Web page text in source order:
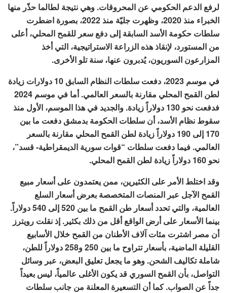
لرفع الدعم الحكومي عن المحروقات. وهي نتيجة لطالما حذّر منها
الخبراء منذ 2020، وظهرت جليّة منذ 2022، بصورة اضطرت
سلطات حكومة الأسد السابقة إلى دفع سعر للقمح المحلي، أعلى
من المستورد، لإنقاذ هذه الزراعة الاستراتيجية، التي أخذ
المزارعون السوريون، يُدبرون عنها، سنة تلو الأخرى.
في موسم 2023، دفعت سلطات النظام السابق 10 دولارات زيادة
لطن القمح المحلي مقارنة بالسعر العالمي. أما في موسم 2024
فدفعت نحو 130 دولاراً زيادة. والجديد في هذا الموسم، الأول منذ
سقوط نظام الأسد، أن سلطات الحكومة بدمشق دفعت ما بين
170 إلى 190 دولاراً زيادة لطن القمح المحلي مقارنة بالسعر
العالمي. فيما دفعت سلطات “قوات سورية الديمقراطية- قسد”،
نحو 160 دولاراً زيادة لطن القمح المحلي.
وقد اختلط الأمر على الكثيرين، ممن يعتمدون على أسعار مبيع
القمح الآجل عبر المنصات المتخصصة بعرض أسعار السلع
العالمية، والتي تحدد أسعار طن القمح ما بين 520 إلى 540 دولاراً.
بينما الأسعار على أرض الواقع أقل من ذلك بكثير. إذ نقلت رويترز
أن مصر اشترت مئات آلاف الأطنان من القمح خلال الأسابيع
القليلة الماضية، بأسعار تتراوح ما بين 250 و258 دولاراً للطن،
شاملة تكاليف الشحن. وهو ما يجعل تعليق البعض، عبر وسائل
التواصل، بأن القمح السوري قد يكون الأغلى عالمياً، ليس بعيداً
جداً عن الصواب. كما أن التسعيرة المعلنة من جانب سلطات